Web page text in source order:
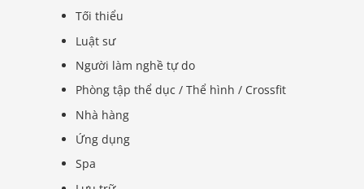
Tối thiểu
Luật sư
Người làm nghề tự do
Phòng tập thể dục / Thể hình / Crossfit
Nhà hàng
Ứng dụng
Spa